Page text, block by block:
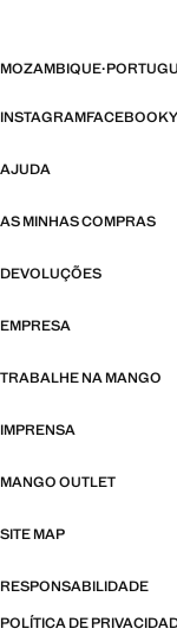
MOZAMBIQUE·
INSTAGRAMFACEBOOK
AJUDA
AS MINHAS COMPRAS
DEVOLUÇÕES
EMPRESA
TRABALHE NA MANGO
IMPRENSA
MANGO OUTLET
SITE MAP
RESPONSABILIDADE
POLÍTICA DE